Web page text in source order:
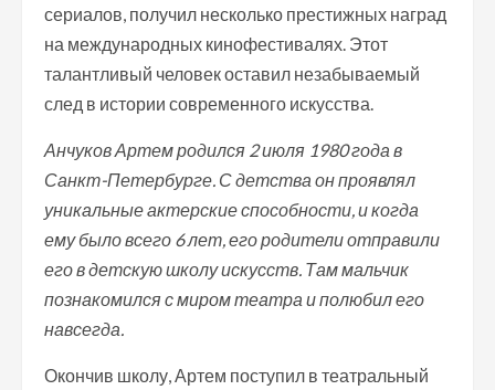
сериалов, получил несколько престижных наград
на международных кинофестивалях. Этот
талантливый человек оставил незабываемый
след в истории современного искусства.
Анчуков Артем родился 2 июля 1980 года в
Санкт-Петербурге. С детства он проявлял
уникальные актерские способности, и когда
ему было всего 6 лет, его родители отправили
его в детскую школу искусств. Там мальчик
познакомился с миром театра и полюбил его
навсегда.
Окончив школу, Артем поступил в театральный